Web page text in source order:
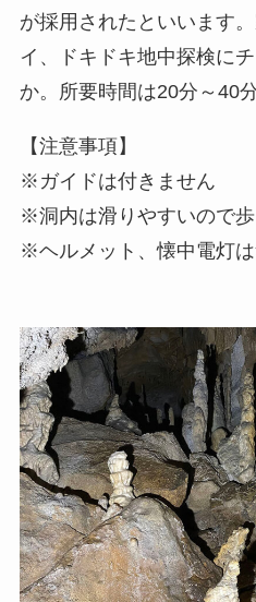
が採用されたといいます
イ、ドキドキ地中探検に
か。所要時間は20分～40分
【注意事項】
※ガイドは付きません
※洞内は滑りやすいので
※ヘルメット、懐中電灯